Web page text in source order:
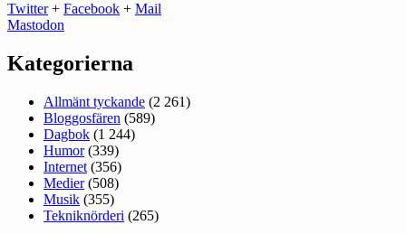
Twitter+ Facebook + Mail
Mastodon
Kategorierna
Allmänt tyckande (2 261)
Bloggosfären (589)
Dagbok (1 244)
Humor(339)
Internet (356)
Medier(508)
Musik (355)
Tekniknörderi (265)